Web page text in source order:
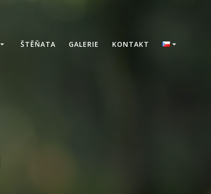
ŠTĚŇATA GALERIE KONTAKT